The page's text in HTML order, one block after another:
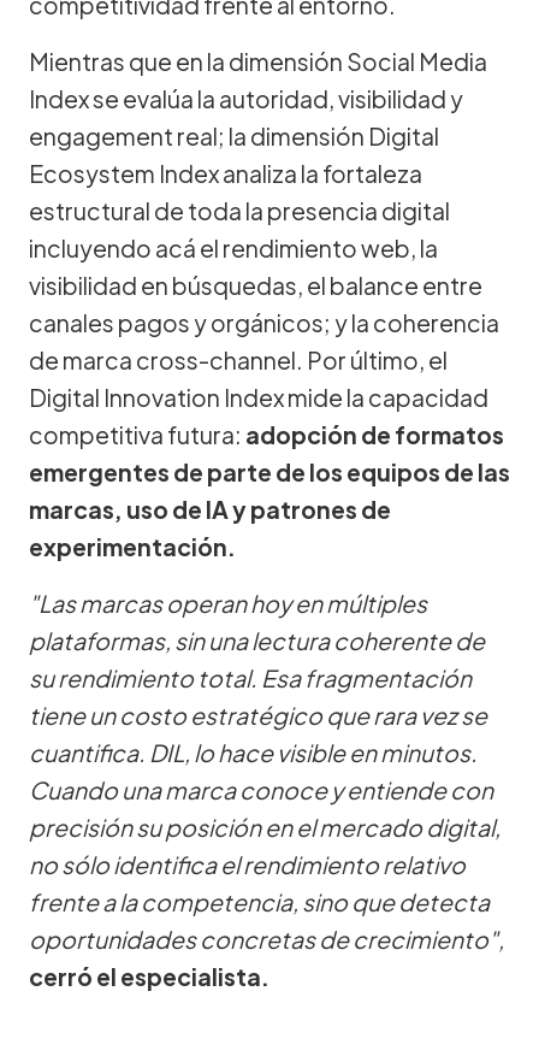
Mientras que en la dimensión Social Media
Index se evalúa la autoridad, visibilidad y
engagement real; la dimensión Digital
Ecosystem Index analiza la fortaleza
estructural de toda la presencia digital
incluyendo acá el rendimiento web, la
visibilidad en búsquedas, el balance entre
canales pagos y orgánicos; y la coherencia
de marca cross-channel. Por último, el
Digital Innovation Index mide la capacidad
competitiva futura: adopción de formatos
emergentes de parte de los equipos de las
marcas, uso de IA y patrones de
experimentación.
"Las marcas operan hoy en múltiples
plataformas, sin una lectura coherente de
su rendimiento total. Esa fragmentación
tiene un costo estratégico que rara vez se
cuantifica. DIL, lo hace visible en minutos.
Cuando una marca conoce y entiende con
precisión su posición en el mercado digital,
no sólo identifica el rendimiento relativo
frente a la competencia, sino que detecta
oportunidades concretas de crecimiento",
cerró el especialista.